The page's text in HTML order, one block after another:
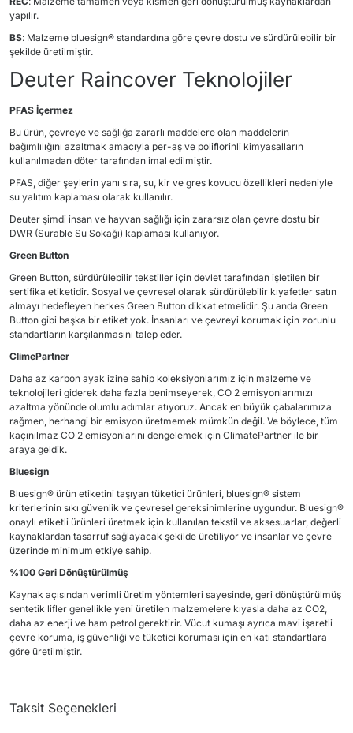
yapılır.
BS: Malzeme bluesign® standardına göre çevre dostu ve sürdürülebilir bir
şekilde üretilmiştir.
Deuter Raincover Teknolojiler
PFAS İçermez
Bu ürün, çevreye ve sağlığa zararlı maddelere olan maddelerin
bağımlılığını azaltmak amacıyla per-aş ve poliflorinli kimyasalların
kullanılmadan döter tarafından imal edilmiştir.
PFAS, diğer şeylerin yanı sıra, su, kir ve gres kovucu özellikleri nedeniyle
su yalıtım kaplaması olarak kullanılır.
Deuter şimdi insan ve hayvan sağlığı için zararsız olan çevre dostu bir
DWR (Surable Su Sokağı) kaplaması kullanıyor.
Green Button
Green Button, sürdürülebilir tekstiller için devlet tarafından işletilen bir
sertifika etiketidir. Sosyal ve çevresel olarak sürdürülebilir kıyafetler satın
almayı hedefleyen herkes Green Button dikkat etmelidir. Şu anda Green
Button gibi başka bir etiket yok. İnsanları ve çevreyi korumak için zorunlu
standartların karşılanmasını talep eder.
ClimePartner
Daha az karbon ayak izine sahip koleksiyonlarımız için malzeme ve
teknolojileri giderek daha fazla benimseyerek, CO 2 emisyonlarımızı
azaltma yönünde olumlu adımlar atıyoruz. Ancak en büyük çabalarımıza
rağmen, herhangi bir emisyon üretmemek mümkün değil. Ve böylece, tüm
kaçınılmaz CO 2 emisyonlarını dengelemek için ClimatePartner ile bir
araya geldik.
Bluesign
Bluesign® ürün etiketini taşıyan tüketici ürünleri, bluesign® sistem
kriterlerinin sıkı güvenlik ve çevresel gereksinimlerine uygundur. Bluesign®
onaylı etiketli ürünleri üretmek için kullanılan tekstil ve aksesuarlar, değerli
kaynaklardan tasarruf sağlayacak şekilde üretiliyor ve insanlar ve çevre
üzerinde minimum etkiye sahip.
%100 Geri Dönüştürülmüş
Kaynak açısından verimli üretim yöntemleri sayesinde, geri dönüştürülmüş
sentetik lifler genellikle yeni üretilen malzemelere kıyasla daha az CO2,
daha az enerji ve ham petrol gerektirir. Vücut kumaşı ayrıca mavi işaretli
çevre koruma, iş güvenliği ve tüketici koruması için en katı standartlara
göre üretilmiştir.
Taksit Seçenekleri